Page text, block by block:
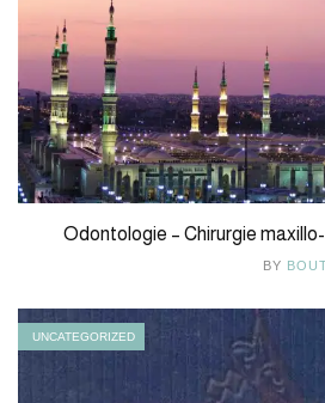
Odontologie – Chirurgie
BY
UNCATEGORIZED